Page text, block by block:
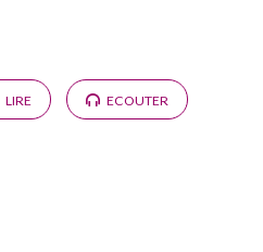
LIRE ECOUTER